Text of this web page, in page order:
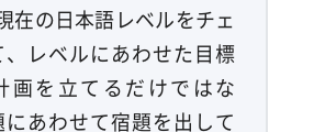
在の日本語レベルをチェ
、レベルにあわせた目標
画を立てるだけではな
にあわせて宿題を出して